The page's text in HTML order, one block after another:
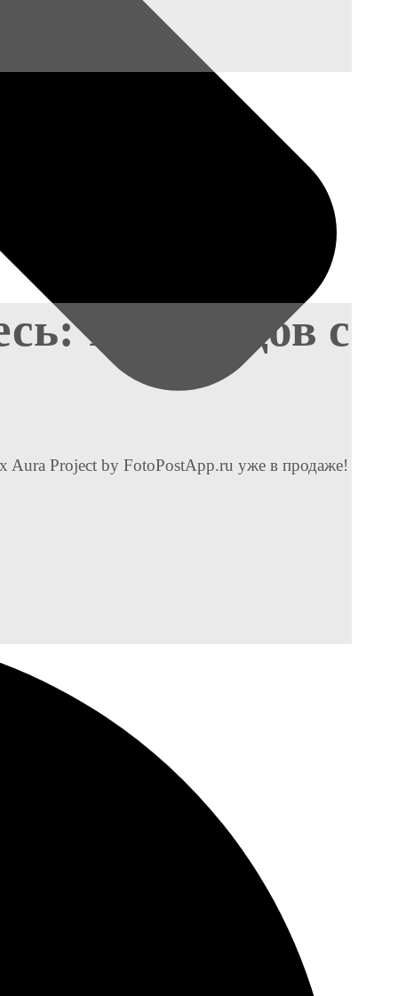
10 брендов с
Aura Project by FotoPostApp.ru уже в продаже!